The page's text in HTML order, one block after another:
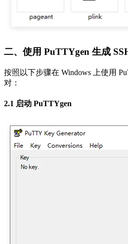
二、使用 PuTTYgen 生成
按照以下步骤在 Windows 上使用
对：
2.1 启动 PuTTYgen